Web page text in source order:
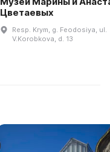
Цветаевых
Resp. Krym, g. Feodosiya, ul.
V.Korobkova, d. 13